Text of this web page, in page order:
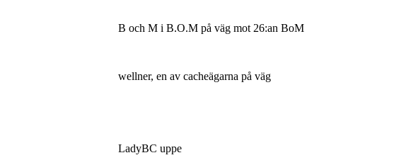
B och M i B.O.M på väg mot 26:an BoM
wellner, en av cacheägarna på väg
LadyBC uppe